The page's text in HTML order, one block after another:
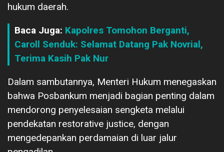
hukum daerah.
Baca Juga: Kapolres Tomohon Berganti,
Caroll Senduk: Selamat Datang Pak Novrial,
Terima Kasih Pak Nur
Dalam sambutannya, Menteri Hukum menegaskan
bahwa Posbankum menjadi bagian penting dalam
mendorong penyelesaian sengketa melalui
pendekatan restorative justice, dengan
mengedepankan perdamaian di luar jalur